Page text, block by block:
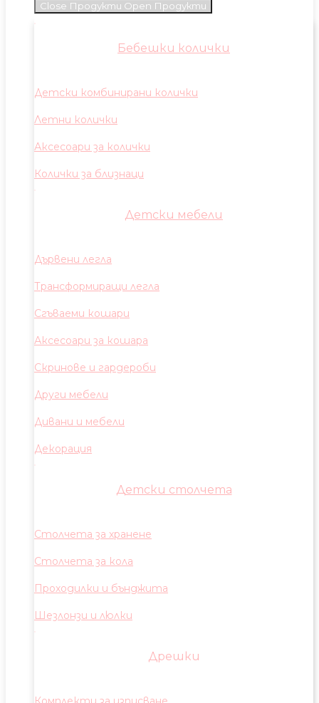
Close Продукти Open Продукти
Бебешки колички
Детски комбинирани колички
Летни колички
Аксесоари за колички
Колички за близнаци
Детски мебели
Дървени легла
Трансформиращи легла
Сгъваеми кошари
Аксесоари за кошара
Скринове и гардероби
Други мебели
Дивани и мебели
Декорация
Детски столчета
Столчета за хранене
Столчета за кола
Проходилки и бънджита
Шезлонзи и люлки
Дрешки